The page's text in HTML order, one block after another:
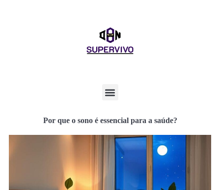
Por que o sono é essencial para a saúde?